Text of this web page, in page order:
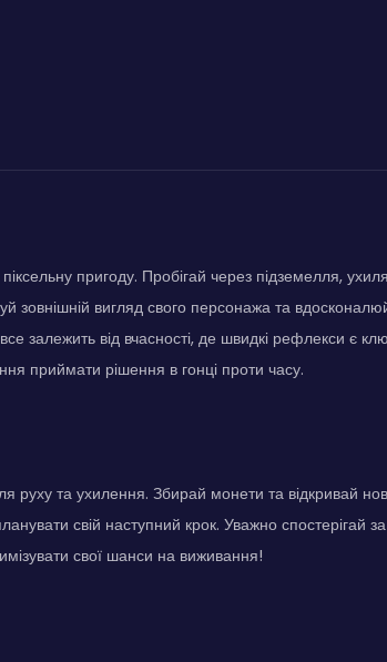
пригоду. Пробігай через підземелля,
зовнішній вигляд свого персонажа та
все залежить від вчасності, де швидкі рефлекси є
приймати рішення в гонці проти часу.
руху та ухилення. Збирай монети та відкривай
свій наступний крок. Уважно спостерігай
свої шанси на виживання!